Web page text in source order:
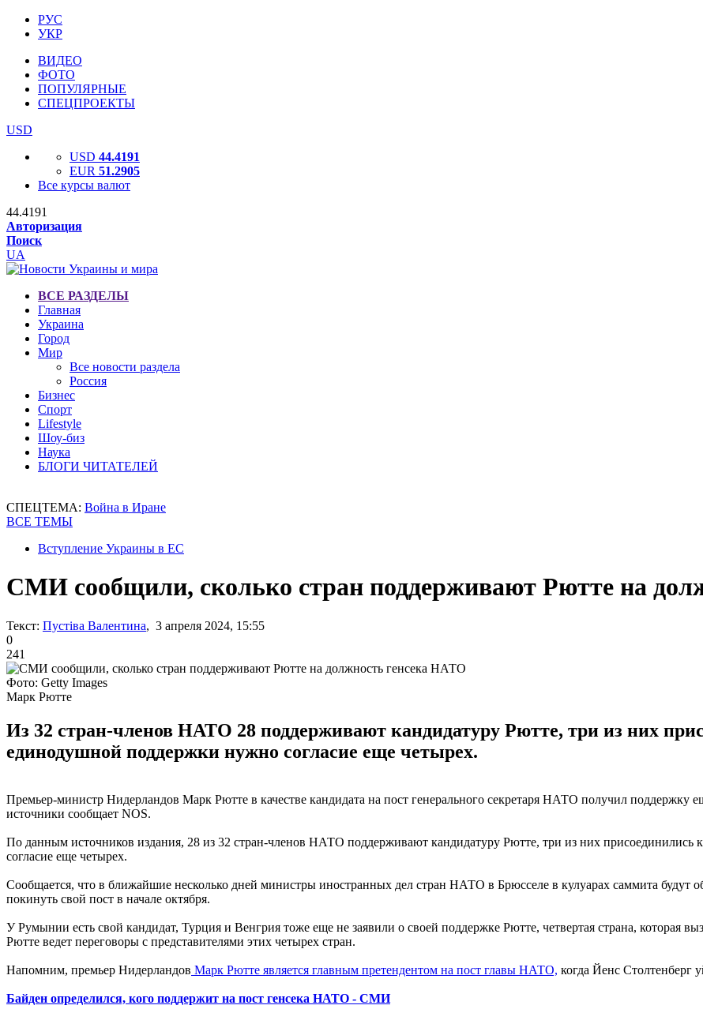
РУС
УКР
ВИДЕО
ФОТО
ПОПУЛЯРНЫЕ
СПЕЦПРОЕКТЫ
USD
USD 44.4191
EUR 51.2905
Все курсы валют
44.4191
Авторизация
Поиск
UA
ВСЕ РАЗДЕЛЫ
Главная
Украина
Город
Мир
Все новости раздела
Россия
Бизнес
Спорт
Lifestyle
Шоу-биз
Наука
БЛОГИ ЧИТАТЕЛЕЙ
СПЕЦТЕМА: Война в Иране
ВСЕ ТЕМЫ
Вступление Украины в ЕС
СМИ сообщили, сколько стран поддерживают Рютте на
Текст: Пустіва Валентина, 3 апреля 2024, 15:55
0
241
Фото: Getty Images
Марк Рютте
Из 32 стран-членов НАТО 28 поддерживают кандидатуру Рютте, три из них
единодушной поддержки нужно согласие еще четырех.
Премьер-министр Нидерландов Марк Рютте в качестве кандидата на пост генерального секретаря НАТО получил поддержку
источники сообщает NOS.
По данным источников издания, 28 из 32 стран-членов НАТО поддерживают кандидатуру Рютте, три из них
согласие еще четырех.
Сообщается, что в ближайшие несколько дней министры иностранных дел стран НАТО в Брюсселе в кулуарах саммита будут
покинуть свой пост в начале октября.
У Румынии есть свой кандидат, Турция и Венгрия тоже еще не заявили о своей поддержке Рютте, четвертая страна,
Рютте ведет переговоры с представителями этих четырех стран.
Напомним, премьер Нидерландов Марк Рютте является главным претендентом на пост главы НАТО, когда Йенс Столтенберг
Байден определился, кого поддержит на пост генсека НАТО - СМИ